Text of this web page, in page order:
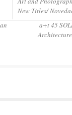
New Titles/
a+t 45